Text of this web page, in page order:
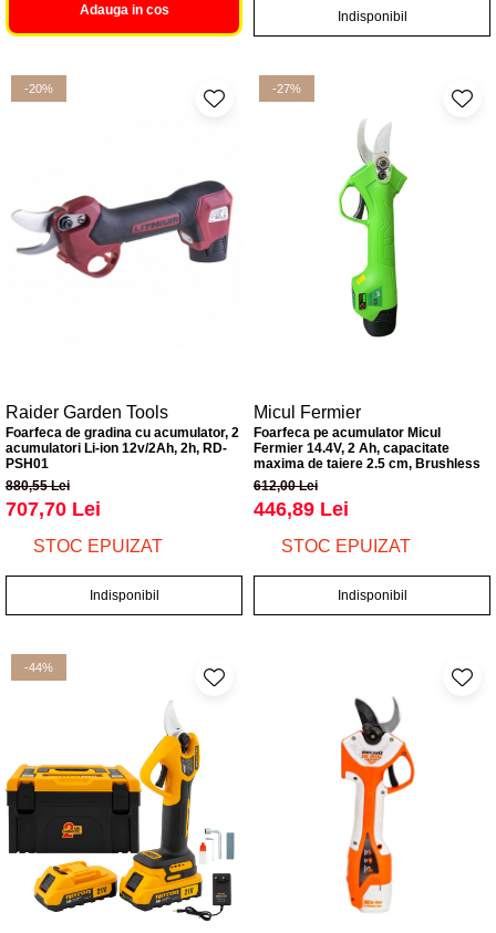
Adauga in cos Indisponibil
-20%
Raider Garden Tools
Foarfeca de gradina cu acumulator, 2
acumulatori Li-ion 12v/2Ah, 2h, RD-
PSH01
880,55 Lei
707,70 Lei
STOC EPUIZAT
Indisponibil
-27%
Micul Fermier
Foarfeca pe acumulator Micul
Fermier 14.4V, 2 Ah, capacitate
maxima de taiere 2.5 cm, Brushless
612,00 Lei
446,89 Lei
STOC EPUIZAT
Indisponibil
-44%